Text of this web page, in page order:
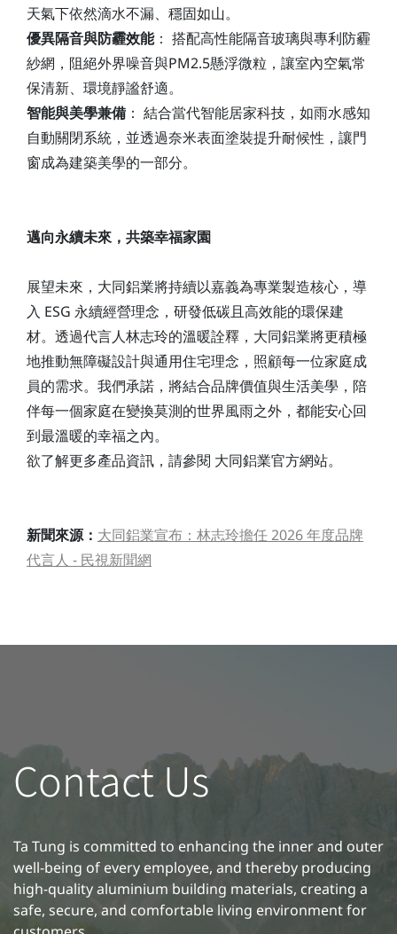
天氣下依然滴水不漏、穩固如山。
優異隔音與防霾效能： 搭配高性能隔音玻璃與專利防霾
紗網，阻絕外界噪音與PM2.5懸浮微粒，讓室內空氣常
保清新、環境靜謐舒適。
智能與美學兼備 ： 結合當代智能居家科技，如雨水感知
自動關閉系統，並透過奈米表面塗裝提升耐候性，讓門
窗成為建築美學的一部分。
邁向永續未來，共築幸福家園
展望未來，大同鋁業將持續以嘉義為專業製造核心，導
入 ESG 永續經營理念，研發低碳且高效能的環保建
材。透過代言人林志玲的溫暖詮釋，大同鋁業將更積極
地推動無障礙設計與通用住宅理念，照顧每一位家庭成
員的需求。我們承諾，將結合品牌價值與生活美學，陪
伴每一個家庭在變換莫測的世界風雨之外，都能安心回
到最溫暖的幸福之內。
欲了解更多產品資訊，請參閱 大同鋁業官方網站。
新聞來源： 大同鋁業宣布：林志玲擔任 2026 年度品牌
代言人 - 民視新聞網
Contact Us
Ta Tung is committed to enhancing the inner and outer
well-being of every employee, and thereby producing
high-quality aluminium building materials, creating a
safe, secure, and comfortable living environment for